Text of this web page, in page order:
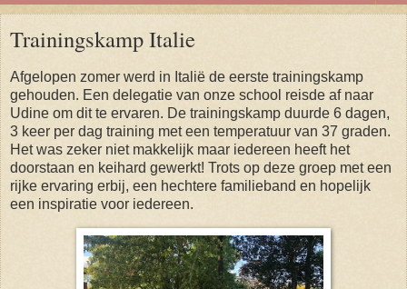
Trainingskamp Italie
Afgelopen zomer werd in Italië de eerste trainingskamp
gehouden. Een delegatie van onze school reisde af naar
Udine om dit te ervaren. De trainingskamp duurde 6 dagen,
3 keer per dag training met een temperatuur van 37 graden.
Het was zeker niet makkelijk maar iedereen heeft het
doorstaan en keihard gewerkt! Trots op deze groep met een
rijke ervaring erbij, een hechtere familieband en hopelijk
een inspiratie voor iedereen.